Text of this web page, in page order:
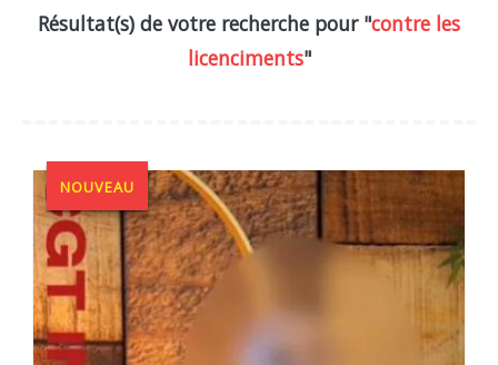
Résultat(s) de votre recherche pour "contre les
licenciments"
NOUVEAU